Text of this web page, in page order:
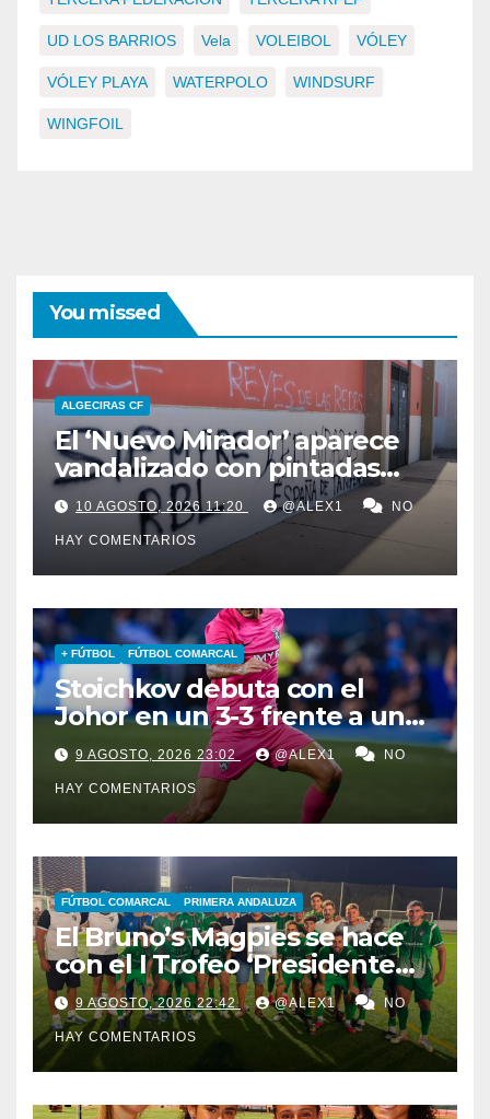
UD LOS BARRIOS Vela VOLEIBOL VÓLEY
VÓLEY PLAYA WATERPOLO WINDSURF
WINGFOIL
You missed
ALGECIRAS CF
El ‘Nuevo Mirador’ aparece
vandalizado con pintadas
contra el Algeciras CF y en
favor de la Real Balompédica
Linense
10 AGOSTO, 2026 11:20 @ALEX1 NO
HAY COMENTARIOS
+ FÚTBOL FÚTBOL COMARCAL
Stoichkov debuta con el
Johor en un 3-3 frente a un
Chelsea de Xabi Alonso… que
iguala gracias al algecireño
Glauder
9 AGOSTO, 2026 23:02 @ALEX1 NO
HAY COMENTARIOS
FÚTBOL COMARCAL PRIMERA ANDALUZA
El Bruno’s Magpies se hace
con el I Trofeo ‘Presidente
Javier Chacón’ ante AD
Taraguilla y el juvenil del
Cádiz CV
9 AGOSTO, 2026 22:42 @ALEX1 NO
HAY COMENTARIOS